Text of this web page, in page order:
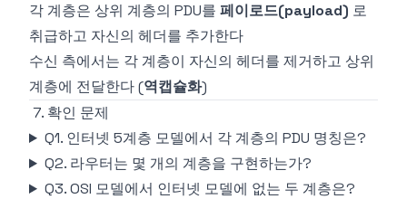
각 계층은 상위 계층의 PDU를 페이로드(payload) 로
취급하고 자신의 헤더를 추가한다
수신 측에서는 각 계층이 자신의 헤더를 제거하고 상위
계층에 전달한다 (역캡슐화)
7. 확인 문제
Q1. 인터넷 5계층 모델에서 각 계층의 PDU 명칭은?
Q2. 라우터는 몇 개의 계층을 구현하는가?
Q3. OSI 모델에서 인터넷 모델에 없는 두 계층은?